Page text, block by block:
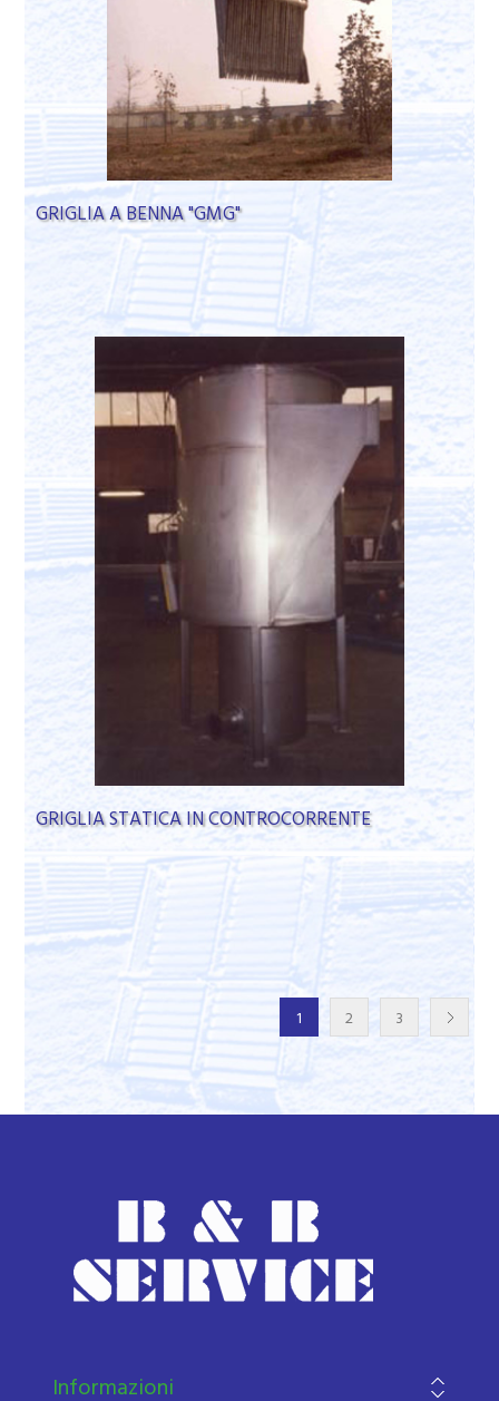
GRIGLIA A BENNA "GMG"
GRIGLIA STATICA IN CONTROCORRENTE
1 2 3
Informazioni